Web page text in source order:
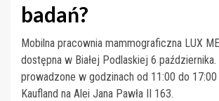
badań?
Mobilna pracownia mammograficzna LUX
dostępna w Białej Podlaskiej 6 października.
prowadzone w godzinach od 11:00 do
Kaufland na Alei Jana Pawła II 163.